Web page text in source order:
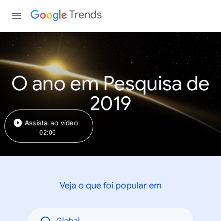
Trends
O ano em Pesquisa de
2019
Assista ao vídeo
02:06
Veja o que foi popular em